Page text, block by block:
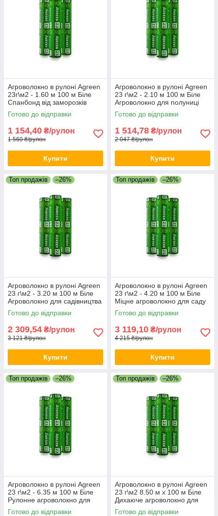
Агроволокно в рулоні Agreen
23г\м2 - 1.60 м 100 м Біле
Спанбонд від заморозків
Захисне агроволокно
Готово до відправки
1 154,40 ₴/рулон
1 560 ₴/рулон
Купити
Агроволокно в рулоні Agreen
23 г\м2 - 2.10 м 100 м Біле
Агроволокно для полуниці
Біле агрополотно в рулоні
Готово до відправки
1 514,78 ₴/рулон
2 047 ₴/рулон
Купити
Топ продажів –26%
Агроволокно в рулоні Agreen
23 г\м2 - 3.20 м 100 м Біле
Агроволокно для садівництва
Якісне агрополотно
Готово до відправки
2 309,54 ₴/рулон
3 121 ₴/рулон
Купити
Топ продажів –26%
Агроволокно в рулоні Agreen
23 г\м2 - 4.20 м 100 м Біле
Міцне агроволокно для саду
та городу Агрополотно
Готово до відправки
3 119,10 ₴/рулон
4 215 ₴/рулон
Купити
Топ продажів –26%
Агроволокно в рулоні Agreen
23 г\м2 - 6.35 м 100 м Біле
Рулонне агроволокно для
теплиці Біле агрополотно
Готово до відправки
Топ продажів –26%
Агроволокно в рулоні Agreen
23 г\м2 8.50 м х 100 м Біле
Дихаюче агроволокно для
саду Агрополотно для дачі
Готово до відправки